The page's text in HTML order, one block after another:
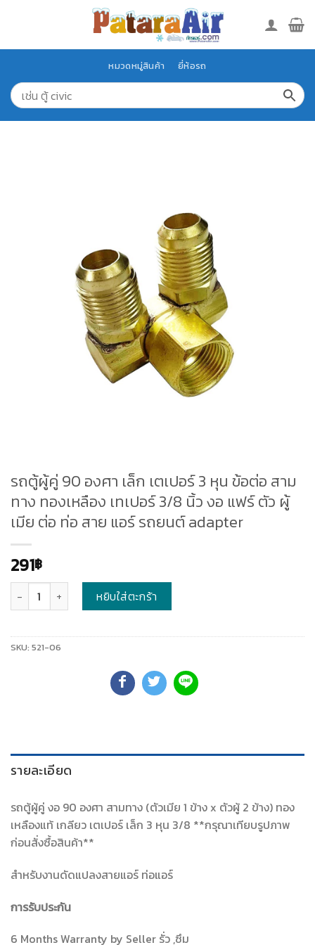
หมวดหมู่สินค้า ยี่ห้อรถ
รถตู้ผู้คู่ 90 องศา เล็ก เตเปอร์ 3 หุน ข้อต่อ สาม
ทาง ทองเหลือง เทเปอร์ 3/8 นิ้ว งอ แฟร์ ตัว ผู้
เมีย ต่อ ท่อ สาย แอร์ รถยนต์ adapter
291฿
หยิบใส่ตะกร้า
SKU: 521-06
รายละเอียด
รถตู้ผู้คู่ งอ 90 องศา สามทาง (ตัวเมีย 1 ข้าง x ตัวผู้ 2 ข้าง) ทอง
เหลืองแท้ เกลียว เตเปอร์ เล็ก 3 หุน 3/8 **กรุณาเทียบรูปภาพ
ก่อนสั่งซื้อสินค้า**
สำหรับงานดัดแปลงสายแอร์ ท่อแอร์
การรับประกัน
6 Months Warranty by Seller รั่ว ,ซึม